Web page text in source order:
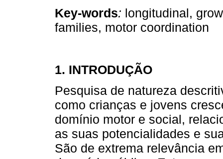
Key-words: longitudinal,
families, motor coordination
1. INTRODUÇÃO
Pesquisa de natureza
como crianças e jovens
domínio motor e social,
as suas potencialidades e
São de extrema relevância